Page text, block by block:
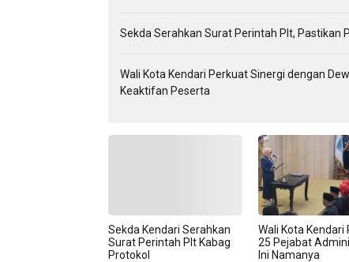
Sekda Serahkan Surat Perintah Plt, Pastikan
Wali Kota Kendari Perkuat Sinergi dengan
Keaktifan Peserta
Sekda Kendari Serahkan
Surat Perintah Plt Kabag
Protokol
Wali Kota Kendari
25 Pejabat
Ini Namanya